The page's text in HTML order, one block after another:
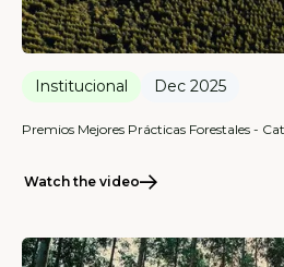
Institucional Dec 2025
Premios Mejores Prácticas Forestales -
Watch the video